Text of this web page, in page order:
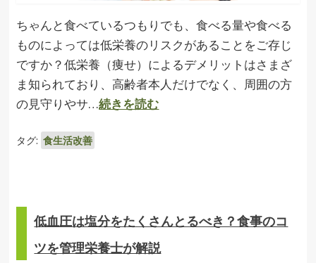
ちゃんと食べているつもりでも、食べる量や食べる
ものによっては低栄養のリスクがあることをご存じ
ですか？低栄養（痩せ）によるデメリットはさまざ
ま知られており、高齢者本人だけでなく、周囲の方
の見守りやサ…続きを読む
タグ: 食生活改善
低血圧は塩分をたくさんとるべき？食事のコ
ツを管理栄養士が解説